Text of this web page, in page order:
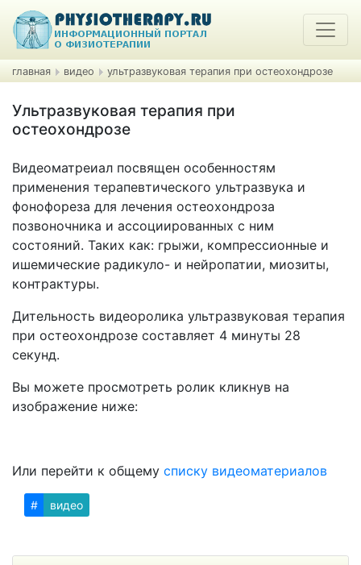
главная видео ультразвуковая терапия при остеохондрозе
Ультразвуковая терапия при
остеохондрозе
Видеоматреиал посвящен особенностям
применения терапевтического ультразвука и
фонофореза для лечения остеохондроза
позвоночника и ассоциированных с ним
состояний. Таких как: грыжи, компрессионные и
ишемические радикуло- и нейропатии, миозиты,
контрактуры.
Дительность видеоролика ультразвуковая терапия
при остеохондрозе составляет 4 минуты 28
секунд.
Вы можете просмотреть ролик кликнув на
изображение ниже:
Или перейти к общему списку видеоматериалов
# видео